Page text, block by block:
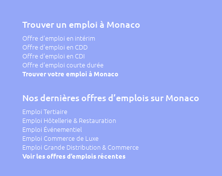
Trouver un emploi à Monaco
Offre d’emploi en intérim
Offre d’emploi en CDD
Offre d’emploi en CDI
Offre d’emploi courte durée
Trouver votre emploi à Monaco
Nos dernières offres d’emplois sur Monaco
Emploi Tertiaire
Emploi Hôtellerie & Restauration
Emploi Événementiel
Emploi Commerce de Luxe
Emploi Grande Distribution & Commerce
Voir les offres d’emplois récentes